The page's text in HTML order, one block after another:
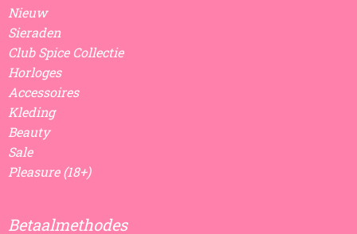
Nieuw
Sieraden
Club Spice Collectie
Horloges
Accessoires
Kleding
Beauty
Sale
Pleasure (18+)
Betaalmethodes